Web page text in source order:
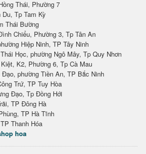
Thái, Phường 7
Du, Tp Tam Kỳ
Thái Bường
Chiểu, Phường 3, Tp Tân An
Hiệp Ninh, TP Tây Ninh
Học, phường Ngô Mây, Tp Quy Nhơn
K2, Phường 6, Tp Cà Mau
Đạo, phường Tiền An, TP Bắc Ninh
Trứ, TP Tuy Hòa
Đạo, Tp Đồng Hới
TP Đông Hà
TP Hà Tĩnh
Thanh Hóa
hoa